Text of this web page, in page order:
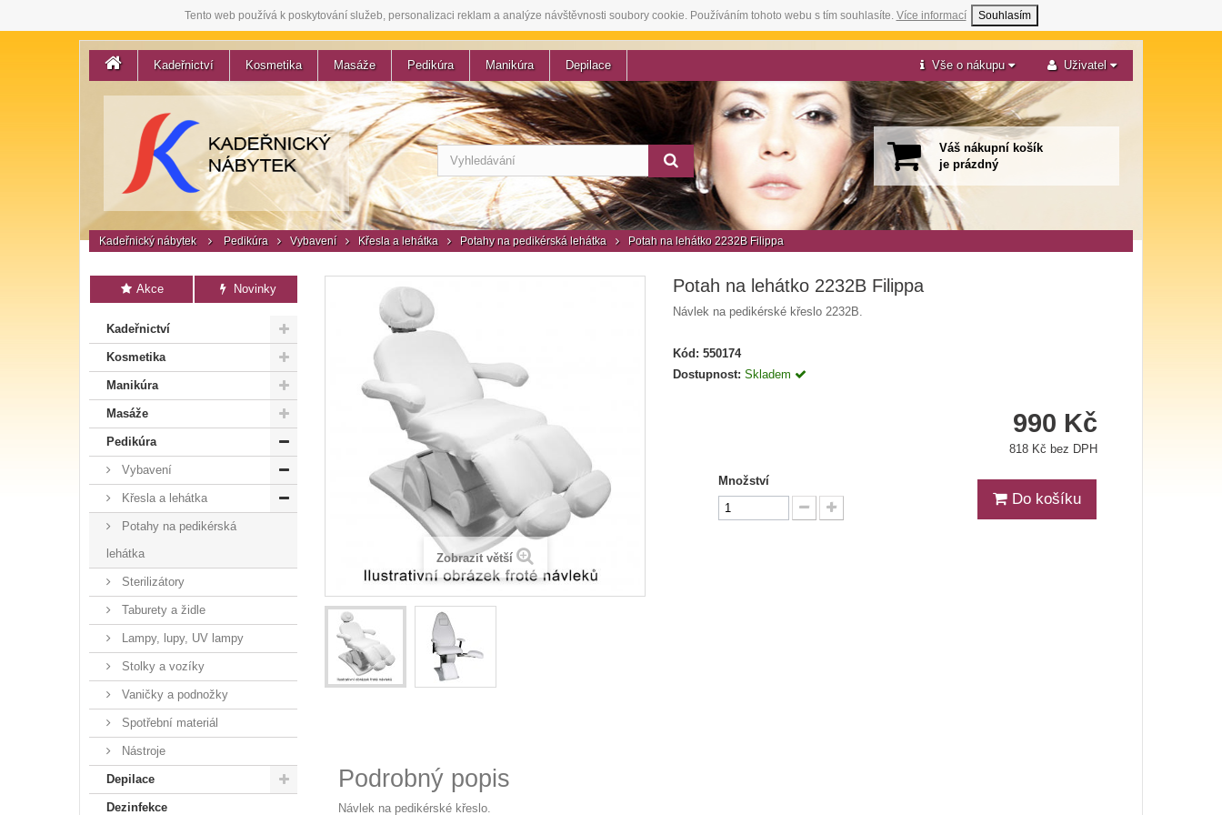
Tento web používá k poskytování služeb, personalizaci reklam a analýze návštěvnosti soubory cookie. Používáním tohoto webu s tím souhlasíte. Více informací Souhlasím
Kadeřnictví Kosmetika Masáže Pedikúra Manikúra Depilace Vše o nákupu Uživatel
Váš nákupní košík
je prázdný
Kadeřnický nábytek Pedikúra Vybavení Křesla a lehátka Potahy na pedikérská lehátka Potah na lehátko 2232B Filippa
Akce Novinky
Kadeřnictví
Kosmetika
Manikúra
Masáže
Pedikúra
Vybavení
Křesla a lehátka
Potahy na pedikérská
lehátka
Sterilizátory
Taburety a židle
Lampy, lupy, UV lampy
Stolky a vozíky
Vaničky a podnožky
Spotřební materiál
Nástroje
Depilace
Dezinfekce
Zobrazit větší
Potah na lehátko 2232B Filippa
Návlek na pedikérské křeslo 2232B.
Kód: 550174
Dostupnost: Skladem
990 Kč
818 Kč bez DPH
Množství
Do košíku
Podrobný popis
Návlek na pedikérské křeslo.